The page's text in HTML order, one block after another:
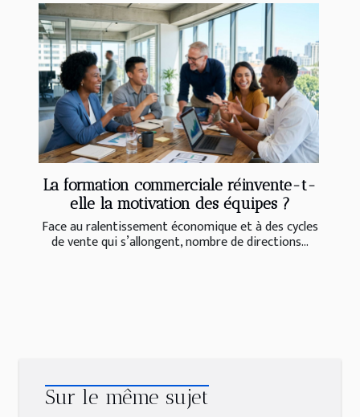
La formation commerciale réinvente-t-
elle la motivation des équipes ?
Face au ralentissement économique et à des cycles
de vente qui s’allongent, nombre de directions...
Sur le même sujet